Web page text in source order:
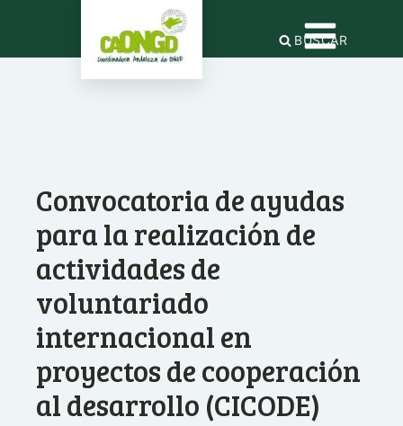
BUSCAR
Convocatoria de ayudas
para la realización de
actividades de
voluntariado
internacional en
proyectos de cooperación
al desarrollo (CICODE)